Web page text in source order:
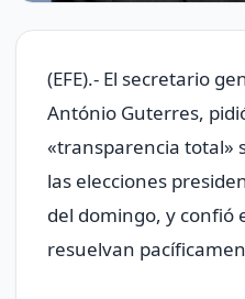
(EFE).- El secretario
António Guterres,
«transparencia total»
las elecciones
del domingo, y confió
resuelvan